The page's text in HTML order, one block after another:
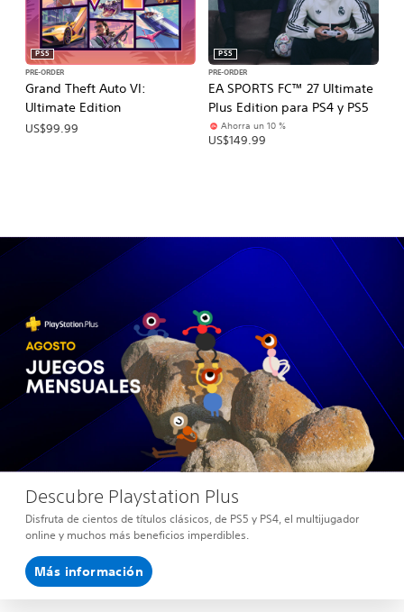
Grand Theft Auto VI:
Ultimate Edition
PS5
PRE-ORDER
US$99.99
EA SPORTS FC™ 27 Ultimate
Plus Edition para PS4 y PS5
PS5
PRE-ORDER
Ahorra un 10 %
US$149.99
Descubre Playstation Plus
Disfruta de cientos de títulos clásicos, de PS5 y PS4, el multijugador
online y muchos más beneficios imperdibles.
Más información